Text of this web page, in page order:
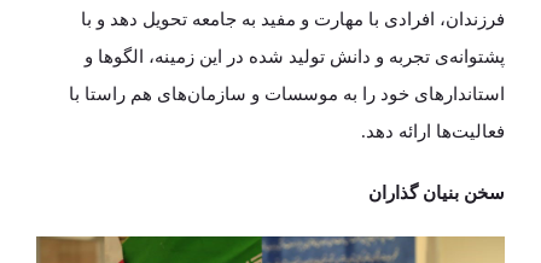
فرزندان، افرادی با مهارت و مفید به جامعه تحویل دهد و با
پشتوانه‌ی تجربه و دانش تولید شده در این زمینه، الگوها و
استاندارهای خود را به موسسات و سازمان‌های هم راستا با
فعالیت‌ها ارائه دهد.
سخن بنیان گذاران